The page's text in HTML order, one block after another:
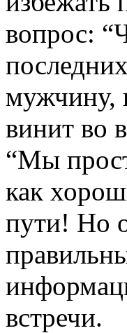
вопрос:
мужчину,
винит во
“Мы
как
пути! Но
встречи.